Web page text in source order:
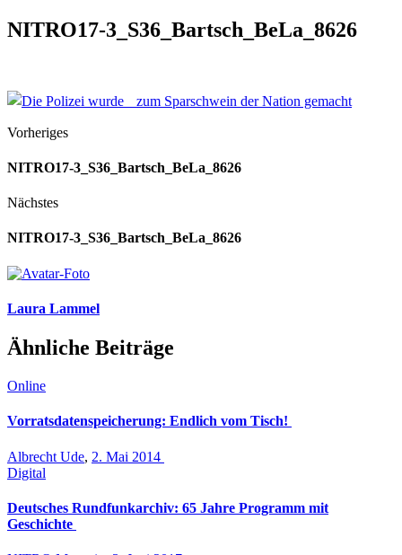
NITRO17-3_S36_Bartsch_BeLa_8626
Vorheriges
NITRO17-3_S36_Bartsch_BeLa_8626
Nächstes
NITRO17-3_S36_Bartsch_BeLa_8626
Laura Lammel
Ähnliche Beiträge
Online
Vorratsdatenspeicherung: Endlich vom Tisch!
Albrecht Ude, 2. Mai 2014
Digital
Deutsches Rundfunkarchiv: 65 Jahre Programm mit
Geschichte